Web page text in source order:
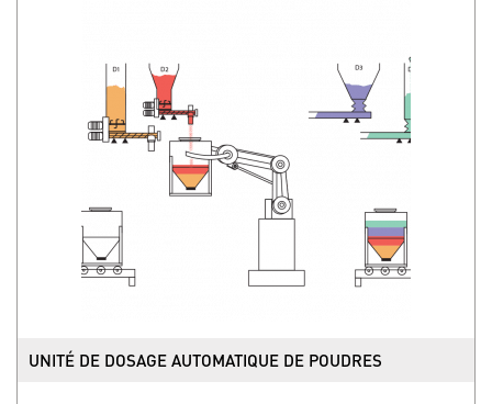
UNITÉ DE DOSAGE AUTOMATIQUE DE POUDRES